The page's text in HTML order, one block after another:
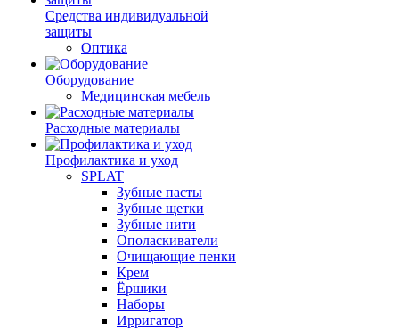
Средства индивидуальной
защиты
Оптика
Оборудование
Медицинская мебель
Расходные материалы
Профилактика и уход
SPLAT
Зубные пасты
Зубные щетки
Зубные нити
Ополаскиватели
Очищающие пенки
Крем
Ёршики
Наборы
Ирригатор